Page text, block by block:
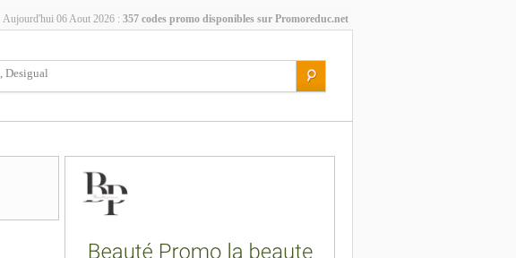
Aujourd'hui 06 Aout 2026 : 357 codes promo disponibles sur Promoreduc.net